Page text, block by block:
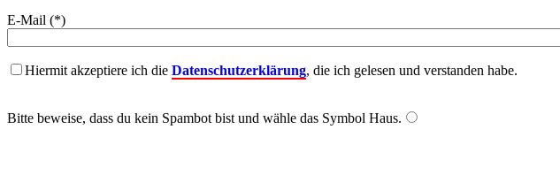
E-Mail (*)
Hiermit akzeptiere ich die Datenschutzerklärung, die ich gelesen und verstanden habe.
Bitte beweise, dass du kein Spambot bist und wähle das Symbol Haus.